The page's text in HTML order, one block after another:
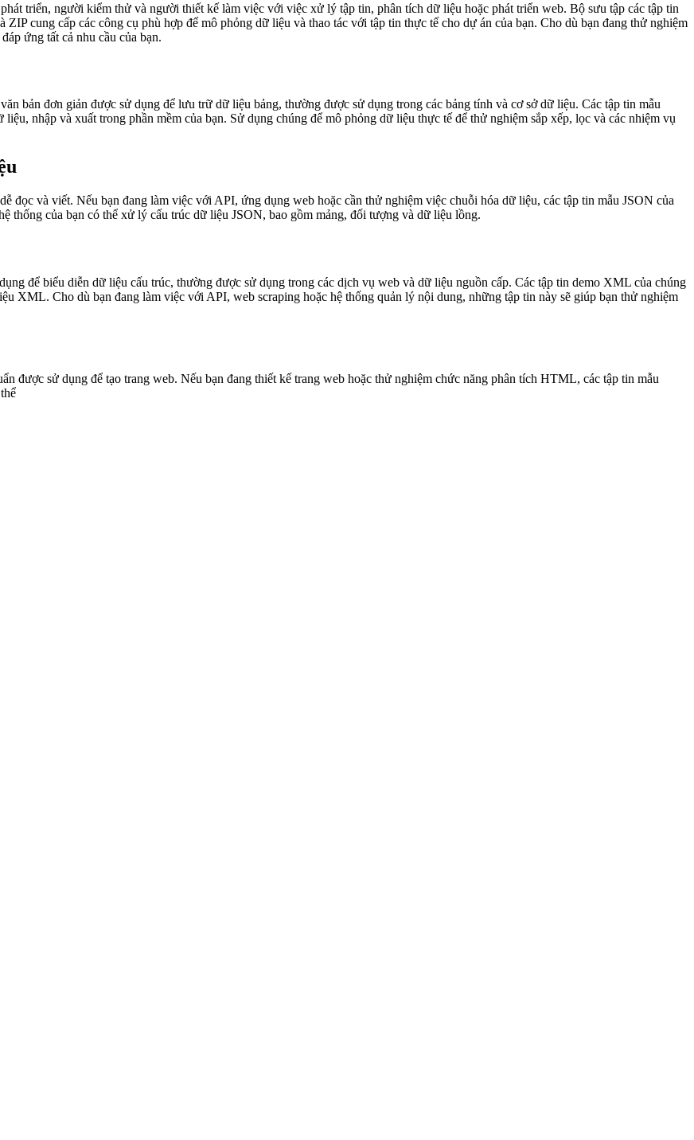
triển, người kiểm thử và người thiết kế làm việc với việc xử lý tập tin, phân tích dữ liệu hoặc phát triển web. Bộ sưu tập các tập tin
cung cấp các công cụ phù hợp để mô phỏng dữ liệu và thao tác với tập tin thực tế cho dự án của bạn. Cho dù bạn đang thử nghiệm
ứng tất cả nhu cầu của bạn.
bản đơn giản được sử dụng để lưu trữ dữ liệu bảng, thường được sử dụng trong các bảng tính và cơ sở dữ liệu. Các tập tin mẫu
nhập và xuất trong phần mềm của bạn. Sử dụng chúng để mô phỏng dữ liệu thực tế để thử nghiệm sắp xếp, lọc và các nhiệm vụ
đọc và viết. Nếu bạn đang làm việc với API, ứng dụng web hoặc cần thử nghiệm việc chuỗi hóa dữ liệu, các tập tin mẫu JSON của
thống của bạn có thể xử lý cấu trúc dữ liệu JSON, bao gồm mảng, đối tượng và dữ liệu lồng.
để biểu diễn dữ liệu cấu trúc, thường được sử dụng trong các dịch vụ web và dữ liệu nguồn cấp. Các tập tin demo XML của chúng
XML. Cho dù bạn đang làm việc với API, web scraping hoặc hệ thống quản lý nội dung, những tập tin này sẽ giúp bạn thử nghiệm
được sử dụng để tạo trang web. Nếu bạn đang thiết kế trang web hoặc thử nghiệm chức năng phân tích HTML, các tập tin mẫu